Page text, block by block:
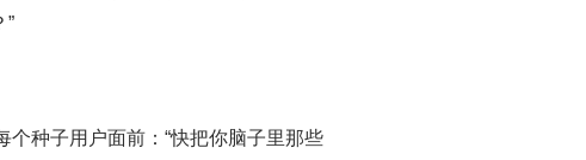
”
种子用户面前：“快把你脑子里那些